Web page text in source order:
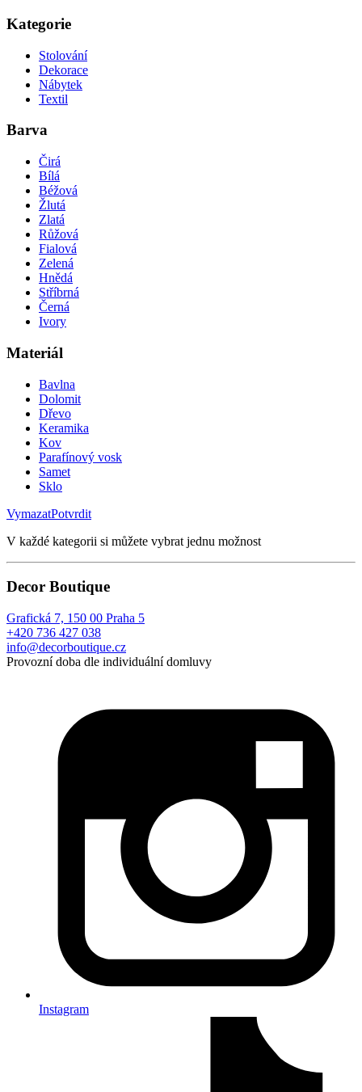
Kategorie
Stolování
Dekorace
Nábytek
Textil
Barva
Čirá
Bílá
Béžová
Žlutá
Zlatá
Růžová
Fialová
Zelená
Hnědá
Stříbrná
Černá
Ivory
Materiál
Bavlna
Dolomit
Dřevo
Keramika
Kov
Parafínový vosk
Samet
Sklo
VymazatPotvrdit
V každé kategorii si můžete vybrat jednu možnost
Decor Boutique
Grafická 7, 150 00 Praha 5
+420 736 427 038
info@decorboutique.cz
Provozní doba dle individuální domluvy
Instagram